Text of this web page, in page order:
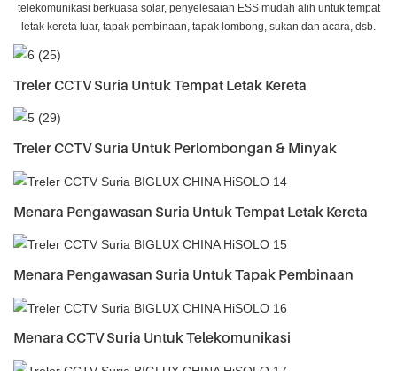
telekomunikasi berkuasa solar, penyelesaian ESS mudah alih untuk tempat
letak kereta luar, tapak pembinaan, tapak lombong, sukan dan acara, dsb.
Treler CCTV Suria Untuk Tempat Letak Kereta
Treler CCTV Suria Untuk Perlombongan & Minyak
Menara Pengawasan Suria Untuk Tempat Letak Kereta
Menara Pengawasan Suria Untuk Tapak Pembinaan
Menara CCTV Suria Untuk Telekomunikasi